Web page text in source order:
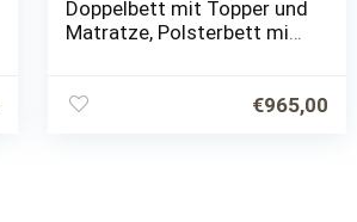
Doppelbett mit Topper und
Matratze, Polsterbett mit
Kopfteil, Bettgestell für…
€965,00